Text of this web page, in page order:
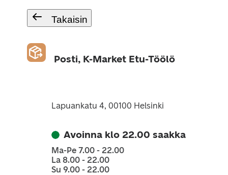
Takaisin
Posti, K-Market Etu-Töölö
Lapuankatu 4, 00100 Helsinki
Avoinna klo 22.00 saakka
Ma-Pe 7.00 - 22.00
La 8.00 - 22.00
Su 9.00 - 22.00